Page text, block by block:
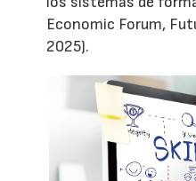
Economic Forum,
2025).